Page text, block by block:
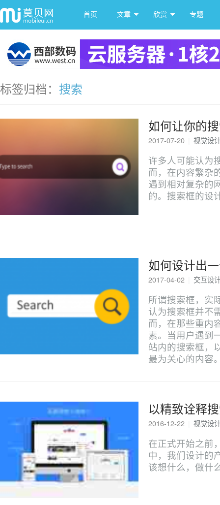
首页 文章 欣赏 专题
标签归档： 搜索
如何让你的
2017-07-20
视觉设
许多人可能认为
而，在内容繁杂
遇到相对复杂的
的。搜索框的设
如何设计出
2017-04-02
交互设
所谓搜索框，实
认为搜索框并不
而，在那些重内
素。当用户遇到
站内的搜索框，
最为关心的内容
以精致诠释
2016-12-22
视觉设
在正式开始之前
中，我们设计的
该想什么，做什